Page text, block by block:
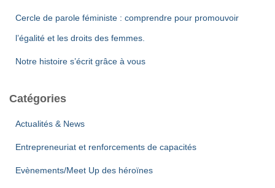
Cercle de parole féministe : comprendre pour promouvoir
l’égalité et les droits des femmes.
Notre histoire s’écrit grâce à vous
Catégories
Actualités & News
Entrepreneuriat et renforcements de capacités
Evènements/Meet Up des héroïnes